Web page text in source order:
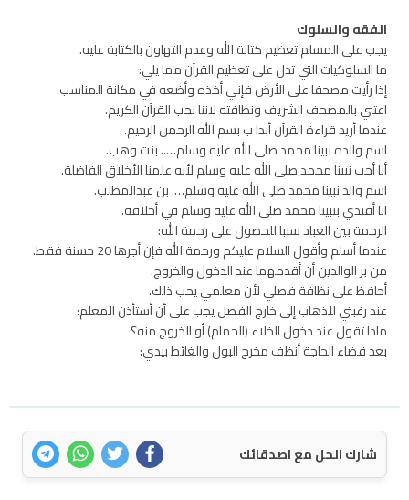
الفقه والسلوك
يجب على المسلم تعظيم كتابة الله وعدم التهاون بالكتابة عليه.
ما السلوكيات التي تدل على تعظيم القرآن مما يلي:
إذا رأيت مصحفا على الأرض فإني أخذه وأضعه في مكانة المناسب.
اعتني بالمصحف الشريف ونظافته لاننا نحب القرآن الكريم.
عندما أريد قراءة القرآن أبدا ب بسم الله الرحمن الرحيم.
اسم والده نبينا محمد صلى الله عليه وسلم….. بنت وهب.
أنا أحب نبينا محمد صلى الله عليه وسلم لأنه علمنا الأخلاق الفاضلة.
اسم والد نبينا محمد صلى الله عليه وسلم…. بن عبدالمطلب.
انا أقتدي بنبينا محمد صلى الله عليه وسلم في أخلاقه.
الرحمة بين العباد سببا للحصول على رحمة الله:
عندما أسلم وأقول السلام عليكم ورحمة الله فإن أجرها 20 حسنة فقط.
من بر الوالدين أن أقدمهما عند الدخول والخروج.
أحافظ على نظافة فصلي لأن معلمي يحب ذلك.
عند رغبتي للذهاب إلى خارج الفصل يجب على أن أستأذن المعلم:
ماذا تقول عند دخول الخلاء (الحمام) أو الخروج منه؟
بعد قضاء الحاجة أنظف مخرج البول والغائط بيدي:
شارك الحل مع اصدقائك